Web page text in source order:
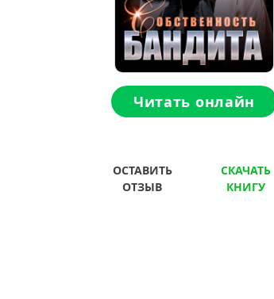
Читать онлайн
ОСТАВИТЬ
ОТЗЫВ
СКАЧАТЬ
КНИГУ